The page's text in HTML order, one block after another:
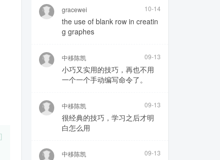
gracewei 10-14
the use of blank row in creatin
g graphes
中移陈凯 09-13
小巧又实用的技巧，再也不用
一个一个手动编写命令了。
中移陈凯 09-13
很经典的技巧，学习之后才明
白怎么用
中移陈凯 09-13